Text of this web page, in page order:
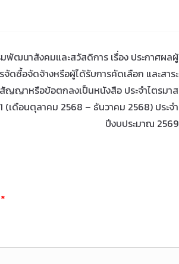
พัฒนาสังคมและสวัสดิการ เรื่อง ประกาศผลผู้
จัดซื้อจัดจ้างหรือผู้ได้รับการคัดเลือก และสาระ
ญาหรือข้อตกลงเป็นหนังสือ ประจำไตรมาส
(เดือนตุลาคม 2568 – ธันวาคม 2568) ประจำ
ปีงบประมาณ 2569
*